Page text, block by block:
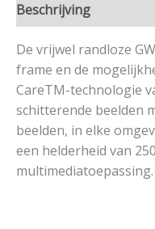
Beschrijving
De vrijwel randloze
frame en de
CareTM-technologie
schitterende beelden
beelden, in elke
een helderheid van